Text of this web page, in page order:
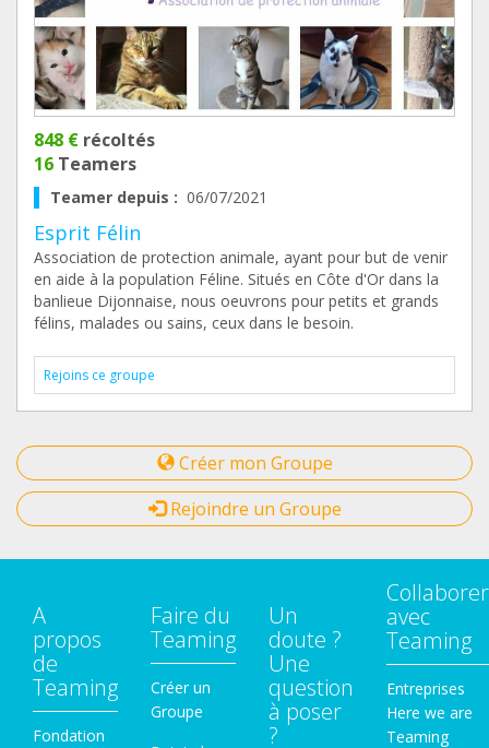
848 € récoltés
16 Teamers
Teamer depuis : 06/07/2021
Esprit Félin
Association de protection animale, ayant pour but de venir
en aide à la population Féline. Situés en Côte d'Or dans la
banlieue Dijonnaise, nous oeuvrons pour petits et grands
félins, malades ou sains, ceux dans le besoin.
Rejoins ce groupe
Créer mon Groupe
Rejoindre un Groupe
A
propos
de
Teaming
Fondation
Faire du
Teaming
Créer un
Groupe
Un
doute ?
Une
question
à poser
?
Collaborer
avec
Teaming
Entreprises
Here we are
Teaming